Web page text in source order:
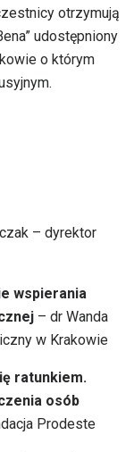
otrzymują
udostępniony
o którym
– dyrektor
wspierania
– dr Wanda
w Krakowie
ratunkiem.
osób
Prodeste